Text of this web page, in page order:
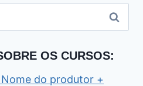
OS CURSOS:
do produtor +